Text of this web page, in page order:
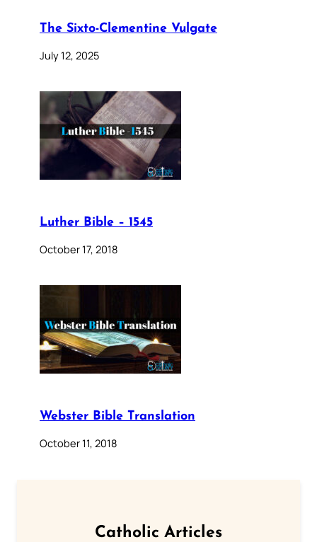
The Sixto-Clementine Vulgate
July 12, 2025
Luther Bible – 1545
October 17, 2018
Webster Bible Translation
October 11, 2018
Catholic Articles